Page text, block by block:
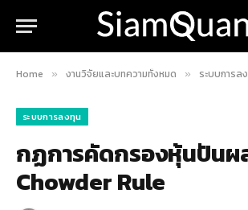
Home » งานวิจัยและบทความทั้งหมด » ระบบการล
ระบบการลงทุน
กฏการคัดกรองหุ้นปัน
Chowder Rule